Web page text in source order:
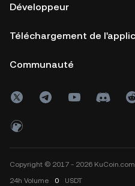
Développeur
Téléchargement de
Communauté
Copyright © 2017 - 2026
24h Volume 0 USDT